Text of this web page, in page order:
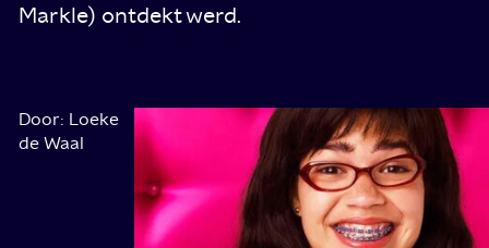
Markle) ontdekt werd.
Door: Loeke
de Waal
Ze
noemen
het
ook
wel
het
1.
Suits
(2011-
2019)
De
Amerikaanse
advocatenshow
kwam
in
juni